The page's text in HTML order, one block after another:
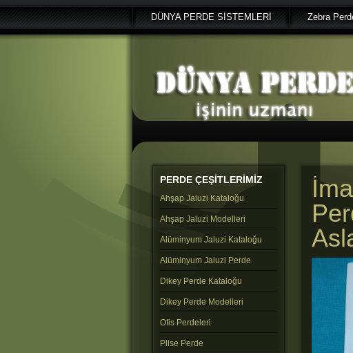
DÜNYA PERDE SİSTEMLERİ Zebra
PERDE ÇEŞİTLERİMİZ
Ahşap Jaluzi Kataloğu
Ahşap Jaluzi Modelleri
Alüminyum Jaluzi Kataloğu
Alüminyum Jaluzi Perde
Dikey Perde Kataloğu
Dikey Perde Modelleri
Ofis Perdeleri
Plise Perde